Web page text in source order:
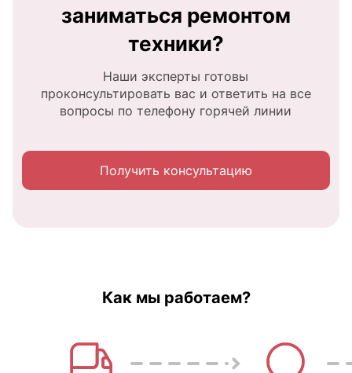
заниматься ремонтом
техники?
Наши эксперты готовы
проконсультировать вас и ответить на все
вопросы по телефону горячей линии
Получить консультацию
Как мы работаем?